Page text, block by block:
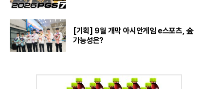
[기획] 9월 개막 아시안게임 e스포츠, 金
가능성은?